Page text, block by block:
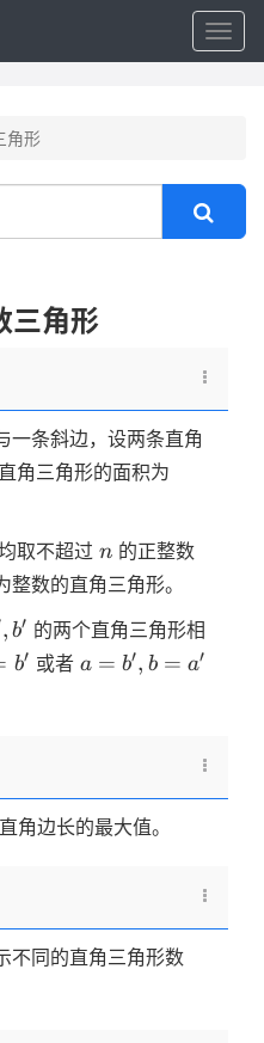
角形
三角形
一条斜边，设两条直角
角三角形的面积为
取不超过n
n 的正整数
数的直角三角形。
, b′ 的两个直角三角形相
b′ 或者 a=b',b=a'
a = b′, b = a′
角边长的最大值。
不同的直角三角形数